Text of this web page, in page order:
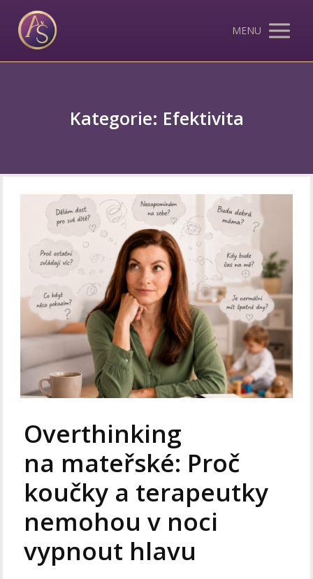
MENU
Kategorie: Efektivita
Overthinking
na mateřské: Proč
koučky a terapeutky
nemohou v noci
vypnout hlavu